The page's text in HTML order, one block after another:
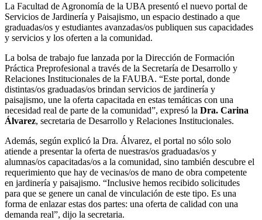
La Facultad de Agronomía de la UBA presentó el nuevo portal de
Servicios de Jardinería y Paisajismo, un espacio destinado a que
graduadas/os y estudiantes avanzadas/os publiquen sus capacidades
y servicios y los oferten a la comunidad.
La bolsa de trabajo fue lanzada por la Dirección de Formación
Práctica Preprofesional a través de la Secretaría de Desarrollo y
Relaciones Institucionales de la FAUBA. “Este portal, donde
distintas/os graduadas/os brindan servicios de jardinería y
paisajismo, une la oferta capacitada en estas temáticas con una
necesidad real de parte de la comunidad”, expresó la Dra. Carina
Álvarez, secretaria de Desarrollo y Relaciones Institucionales.
Además, según explicó la Dra. Álvarez, el portal no sólo solo
atiende a presentar la oferta de nuestras/os graduadas/os y
alumnas/os capacitadas/os a la comunidad, sino también descubre el
requerimiento que hay de vecinas/os de mano de obra competente
en jardinería y paisajismo. “Inclusive hemos recibido solicitudes
para que se genere un canal de vinculación de este tipo. Es una
forma de enlazar estas dos partes: una oferta de calidad con una
demanda real”, dijo la secretaria.